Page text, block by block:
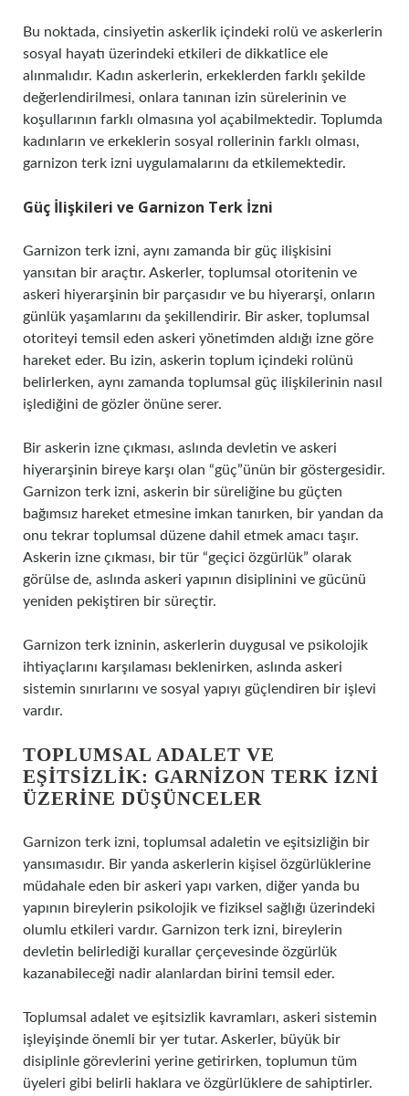
Bu noktada, cinsiyetin askerlik içindeki rolü ve askerlerin
sosyal hayatı üzerindeki etkileri de dikkatlice ele
alınmalıdır. Kadın askerlerin, erkeklerden farklı şekilde
değerlendirilmesi, onlara tanınan izin sürelerinin ve
koşullarının farklı olmasına yol açabilmektedir. Toplumda
kadınların ve erkeklerin sosyal rollerinin farklı olması,
garnizon terk izni uygulamalarını da etkilemektedir.
Güç İlişkileri ve Garnizon Terk İzni
Garnizon terk izni, aynı zamanda bir güç ilişkisini
yansıtan bir araçtır. Askerler, toplumsal otoritenin ve
askeri hiyerarşinin bir parçasıdır ve bu hiyerarşi, onların
günlük yaşamlarını da şekillendirir. Bir asker, toplumsal
otoriteyi temsil eden askeri yönetimden aldığı izne göre
hareket eder. Bu izin, askerin toplum içindeki rolünü
belirlerken, aynı zamanda toplumsal güç ilişkilerinin nasıl
işlediğini de gözler önüne serer.
Bir askerin izne çıkması, aslında devletin ve askeri
hiyerarşinin bireye karşı olan “güç”ünün bir göstergesidir.
Garnizon terk izni, askerin bir süreliğine bu güçten
bağımsız hareket etmesine imkan tanırken, bir yandan da
onu tekrar toplumsal düzene dahil etmek amacı taşır.
Askerin izne çıkması, bir tür “geçici özgürlük” olarak
görülse de, aslında askeri yapının disiplinini ve gücünü
yeniden pekiştiren bir süreçtir.
Garnizon terk izninin, askerlerin duygusal ve psikolojik
ihtiyaçlarını karşılaması beklenirken, aslında askeri
sistemin sınırlarını ve sosyal yapıyı güçlendiren bir işlevi
vardır.
TOPLUMSAL ADALET VE
EŞITSIZLIK: GARNIZON TERK İZNI
ÜZERINE DÜŞÜNCELER
Garnizon terk izni, toplumsal adaletin ve eşitsizliğin bir
yansımasıdır. Bir yanda askerlerin kişisel özgürlüklerine
müdahale eden bir askeri yapı varken, diğer yanda bu
yapının bireylerin psikolojik ve fiziksel sağlığı üzerindeki
olumlu etkileri vardır. Garnizon terk izni, bireylerin
devletin belirlediği kurallar çerçevesinde özgürlük
kazanabileceği nadir alanlardan birini temsil eder.
Toplumsal adalet ve eşitsizlik kavramları, askeri sistemin
işleyişinde önemli bir yer tutar. Askerler, büyük bir
disiplinle görevlerini yerine getirirken, toplumun tüm
üyeleri gibi belirli haklara ve özgürlüklere de sahiptirler.